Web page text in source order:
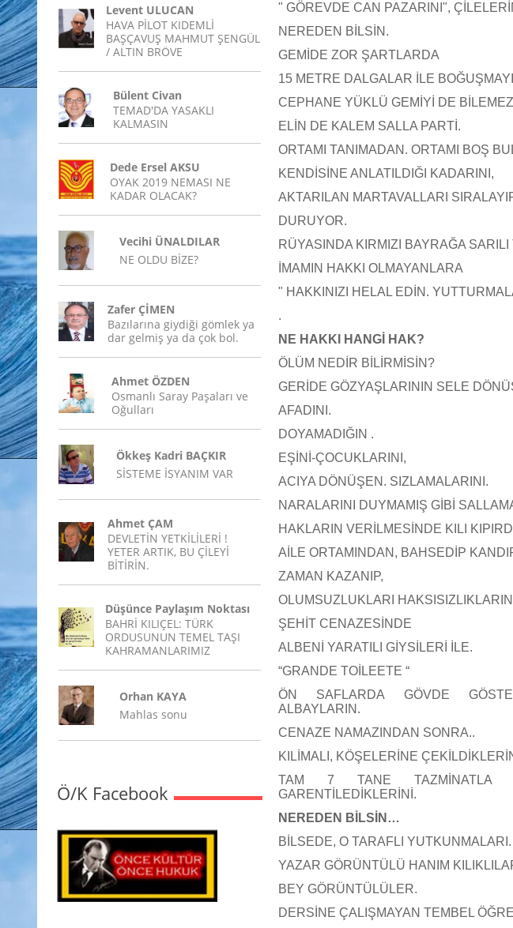
Levent ULUCAN
HAVA PİLOT KIDEMLİ
BAŞÇAVUŞ MAHMUT ŞENGÜL
/ ALTIN BRÖVE
Bülent Civan
TEMAD'DA YASAKLI
KALMASIN
Dede Ersel AKSU
OYAK 2019 NEMASI NE
KADAR OLACAK?
Vecihi ÜNALDILAR
NE OLDU BİZE?
Zafer ÇİMEN
Bazılarına giydiği gömlek ya
dar gelmiş ya da çok bol.
Ahmet ÖZDEN
Osmanlı Saray Paşaları ve
Oğulları
Ökkeş Kadri BAÇKIR
SİSTEME İSYANIM VAR
Ahmet ÇAM
DEVLETİN YETKİLİLERİ !
YETER ARTIK, BU ÇİLEYİ
BİTİRİN.
Düşünce Paylaşım Noktası
BAHRİ KILIÇEL: TÜRK
ORDUSUNUN TEMEL TAŞI
KAHRAMANLARIMIZ
Orhan KAYA
Mahlas sonu
Ö/K Facebook
" GÖREVDE CAN PAZARINI",
NEREDEN BİLSİN.
GEMİDE ZOR ŞARTLARDA
15 METRE DALGALAR İLE
CEPHANE YÜKLÜ GEMİYİ DE
ELİN DE KALEM SALLA PARTİ.
ORTAMI TANIMADAN. ORTAMI BOŞ
KENDİSİNE ANLATILDIĞI KADARINI,
AKTARILAN MARTAVALLARI
DURUYOR.
RÜYASINDA KIRMIZI BAYRAĞA SARILI
İMAMIN HAKKI OLMAYANLARA
" HAKKINIZI HELAL EDİN.
.
NE HAKKI HANGİ HAK?
ÖLÜM NEDİR BİLİRMİSİN?
GERİDE GÖZYAŞLARININ SELE
AFADINI.
DOYAMADIĞIN .
EŞİNİ-ÇOCUKLARINI,
ACIYA DÖNÜŞEN. SIZLAMALARINI.
NARALARINI DUYMAMIŞ GİBİ
HAKLARIN VERİLMESİNDE KILI
AİLE ORTAMINDAN, BAHSEDİP
ZAMAN KAZANIP,
OLUMSUZLUKLARI
ŞEHİT CENAZESİNDE
ALBENİ YARATILI GİYSİLERİ İLE.
“GRANDE TOİLEETE “
ÖN SAFLARDA GÖVDE
ALBAYLARIN.
CENAZE NAMAZINDAN SONRA..
KILİMALI, KÖŞELERİNE
TAM 7 TANE TAZMİNATLA
GARENTİLEDİKLERİNİ.
NEREDEN BİLSİN…
BİLSEDE, O TARAFLI YUTKUNMALARI.
YAZAR GÖRÜNTÜLÜ HANIM
BEY GÖRÜNTÜLÜLER.
DERSİNE ÇALIŞMAYAN TEMBEL